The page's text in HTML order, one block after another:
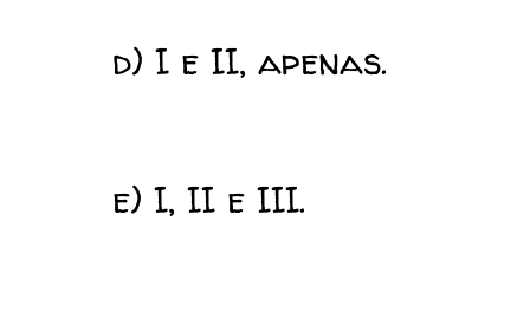
d) I e II, apenas.
e) I, II e III.